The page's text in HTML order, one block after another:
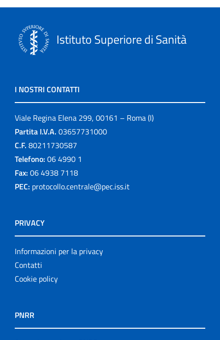
Istituto Superiore di Sanità
I NOSTRI CONTATTI
Viale Regina Elena 299, 00161 – Roma (I)
Partita I.V.A. 03657731000
C.F. 80211730587
Telefono: 06 4990 1
Fax: 06 4938 7118
PEC: protocollo.centrale@pec.iss.it
PRIVACY
Informazioni per la privacy
Contatti
Cookie policy
PNRR